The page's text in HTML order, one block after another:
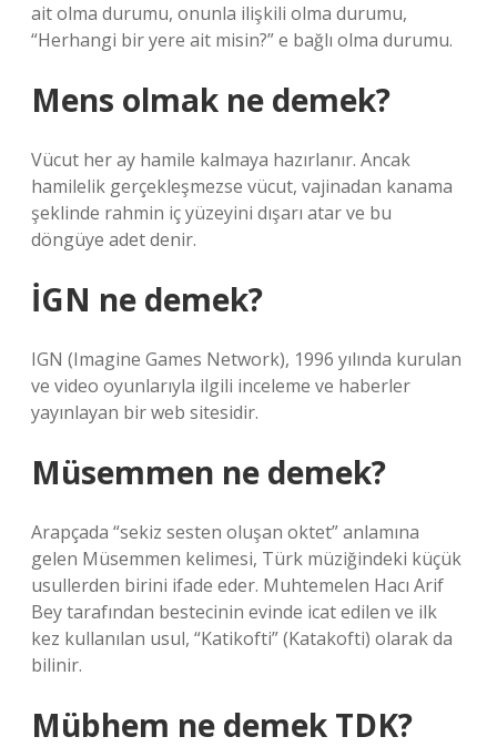
ait olma durumu, onunla ilişkili olma durumu,
“Herhangi bir yere ait misin?” e bağlı olma durumu.
Mens olmak ne demek?
Vücut her ay hamile kalmaya hazırlanır. Ancak
hamilelik gerçekleşmezse vücut, vajinadan kanama
şeklinde rahmin iç yüzeyini dışarı atar ve bu
döngüye adet denir.
İGN ne demek?
IGN (Imagine Games Network), 1996 yılında kurulan
ve video oyunlarıyla ilgili inceleme ve haberler
yayınlayan bir web sitesidir.
Müsemmen ne demek?
Arapçada “sekiz sesten oluşan oktet” anlamına
gelen Müsemmen kelimesi, Türk müziğindeki küçük
usullerden birini ifade eder. Muhtemelen Hacı Arif
Bey tarafından bestecinin evinde icat edilen ve ilk
kez kullanılan usul, “Katikofti” (Katakofti) olarak da
bilinir.
Mübhem ne demek TDK?